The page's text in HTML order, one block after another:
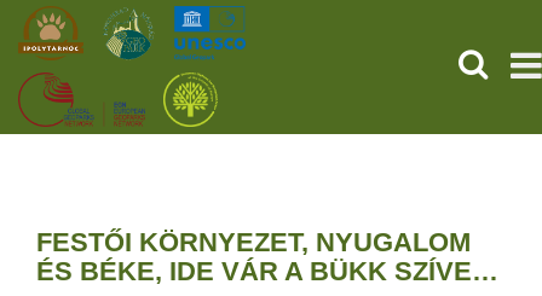
THE PREHISTORIC POMPEII
SERVICES
SEARCH
FESTŐI KÖRNYEZET, NYUGALOM
ÉS BÉKE, IDE VÁR A BÜKK SZÍVE…